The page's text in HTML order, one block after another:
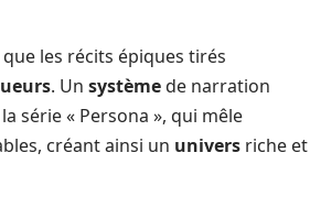
les récits épiques tirés
. Un systèmede narration
série « Persona », qui mêle
créant ainsi un univers riche et